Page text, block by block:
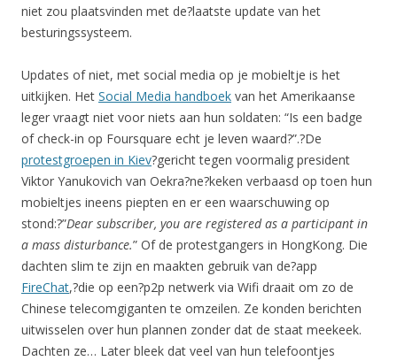
niet zou plaatsvinden met de?laatste update van het
besturingssysteem.
Updates of niet, met social media op je mobieltje is het
uitkijken. Het Social Media handboek van het Amerikaanse
leger vraagt niet voor niets aan hun soldaten: “Is een badge
of check-in op Foursquare echt je leven waard?”.?De
protestgroepen in Kiev?gericht tegen voormalig president
Viktor Yanukovich van Oekra?ne?keken verbaasd op toen hun
mobieltjes ineens piepten en er een waarschuwing op
stond:?”Dear subscriber, you are registered as a participant in
a mass disturbance.” Of de protestgangers in HongKong. Die
dachten slim te zijn en maakten gebruik van de?app
FireChat,?die op een?p2p netwerk via Wifi draait om zo de
Chinese telecomgiganten te omzeilen. Ze konden berichten
uitwisselen over hun plannen zonder dat de staat meekeek.
Dachten ze… Later bleek dat veel van hun telefoontjes